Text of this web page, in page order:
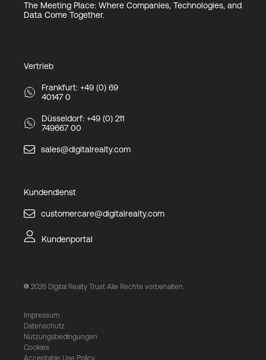
The Meeting Place: Where Companies, Technologies, and
Data Come Together.
Vertrieb
Frankfurt: +49 (0) 69
40147 0
Düsseldorf: +49 (0) 211
749667 00
sales@digitalrealty.com
Kundendienst
customercare@digitalrealty.com
Kundenportal
2026 Digital Realty Trust Alle Rechte vorbehalten.
Impressum
Datenschutz
Nutzungsbedingungen
Cookies